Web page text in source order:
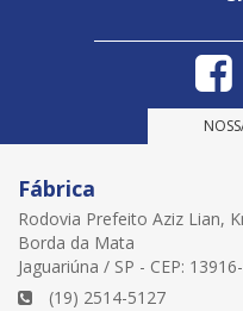
Fábrica
Rodovia Prefeito Aziz Lian,
Borda da Mata
Jaguariúna / SP - CEP:
(19) 2514-5127